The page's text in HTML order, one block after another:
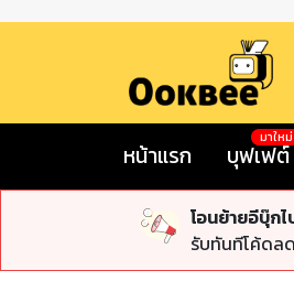
หน้าแรก บุฟเฟต์
มาใหม่
โอนย้ายอีบุ๊ก
รับทันทีโค้ดล